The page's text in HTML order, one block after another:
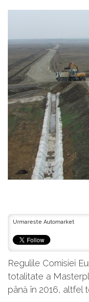
Urmareste Automarket
Regulile Comisiei
totalitate a
până în 2016, altfel